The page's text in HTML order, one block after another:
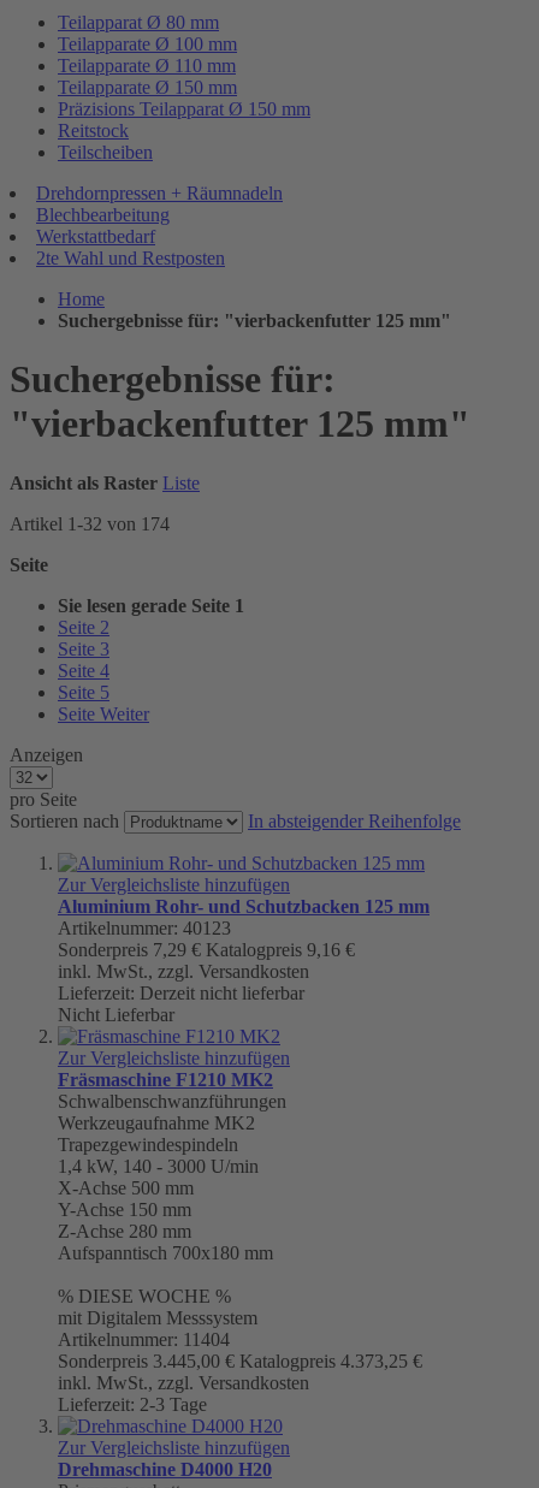
Teilapparat Ø 80 mm
Teilapparate Ø 100 mm
Teilapparate Ø 110 mm
Teilapparate Ø 150 mm
Präzisions Teilapparat Ø 150 mm
Reitstock
Teilscheiben
Drehdornpressen + Räumnadeln
Blechbearbeitung
Werkstattbedarf
2te Wahl und Restposten
Home
Suchergebnisse für: "vierbackenfutter 125 mm"
Suchergebnisse für:
"vierbackenfutter 125 mm"
Ansicht als Raster Liste
Artikel 1-32 von 174
Seite
Sie lesen gerade Seite 1
Seite 2
Seite 3
Seite 4
Seite 5
Seite Weiter
Anzeigen
pro Seite
Sortieren nach
In absteigender Reihenfolge
Zur Vergleichsliste hinzufügen
Aluminium Rohr- und Schutzbacken 125 mm
Artikelnummer: 40123
Sonderpreis 7,29 € Katalogpreis 9,16 €
inkl. MwSt., zzgl. Versandkosten
Lieferzeit: Derzeit nicht lieferbar
Nicht Lieferbar
Zur Vergleichsliste hinzufügen
Fräsmaschine F1210 MK2
Schwalbenschwanzführungen
Werkzeugaufnahme MK2
Trapezgewindespindeln
1,4 kW, 140 - 3000 U/min
X-Achse 500 mm
Y-Achse 150 mm
Z-Achse 280 mm
Aufspanntisch 700x180 mm
% DIESE WOCHE %
mit Digitalem Messsystem
Artikelnummer: 11404
Sonderpreis 3.445,00 € Katalogpreis 4.373,25 €
inkl. MwSt., zzgl. Versandkosten
Lieferzeit: 2-3 Tage
Zur Vergleichsliste hinzufügen
Drehmaschine D4000 H20